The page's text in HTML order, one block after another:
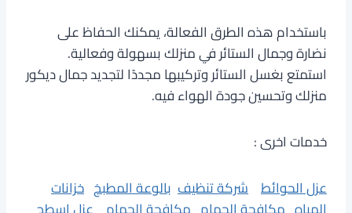
باستخدام هذه الطرق الفعالة، يمكنك الحفاظ على
نضارة وجمال الستائر في منزلك بسهولة وفعالية.
استمتع بغسل الستائر وتركيبها مجددًا لتجديد جمال ديكور
منزلك وتحسين جودة الهواء فيه.
خدمات اخرى :
عزل الحوائط شركة تنظيف بالوعة المطبخ خزانات